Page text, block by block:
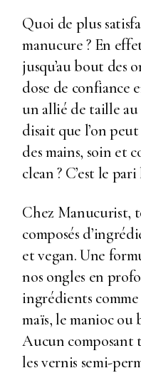
Quoi de plus
manucure ? En
jusqu’au bout des
dose de confiance
un allié de taille
disait que l’on
des mains, soin et
clean ? C’est le
Chez Manucurist,
composés
et vegan. Une
nos ongles en
ingrédients
maïs, le manioc ou
Aucun composant
les vernis semi-